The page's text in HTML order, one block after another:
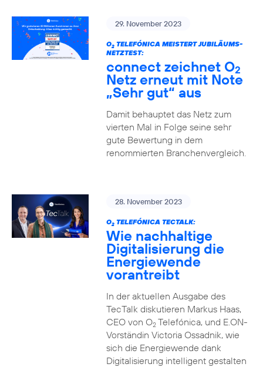
29. November 2023
O2TELEFÓNICA MEISTERT JUBILÄUMS-
NETZTEST:
connect zeichnet O2
Netz erneut mit Note
„Sehr gut“ aus
Damit behauptet das Netz zum
vierten Mal in Folge seine sehr
gute Bewertung in dem
renommierten Branchenvergleich.
28. November 2023
O2TELEFÓNICA TECTALK:
Wie nachhaltige
Digitalisierung die
Energiewende
vorantreibt
In der aktuellen Ausgabe des
TecTalk diskutieren Markus Haas,
CEO von O2Telefónica, und E.ON-
Vorständin Victoria Ossadnik, wie
sich die Energiewende dank
Digitalisierung intelligent gestalten